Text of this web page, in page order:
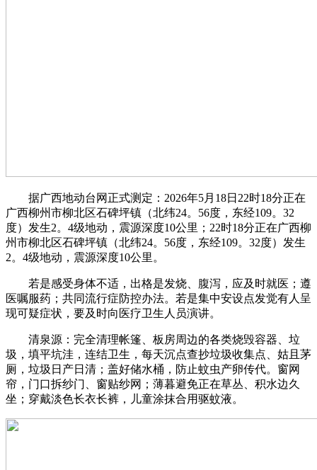
据广西地动台网正式测定：2026年5月18日22时18分正在
广西柳州市柳北区石碑坪镇（北纬24。56度，东经109。32
度）发生2。4级地动，震源深度10公里；22时18分正在广西柳
州市柳北区石碑坪镇（北纬24。56度，东经109。32度）发生
2。4级地动，震源深度10公里。
若是感受身体不适，出格是发烧、腹泻，应及时就医；遵
医嘱服药；共同流行症防控办法。若是集中安设点发觉有人呈
现可疑症状，要及时向医疗卫生人员演讲。
清泉源：完全清理帐篷、板房周边的各类烧毁容器、垃
圾，填平坑洼，连结卫生，每天沉点查抄垃圾收集点、姑且茅
厕，垃圾日产日清；盖好储水桶，防止蚊虫产卵传代。窗网
帘，门口拆纱门、窗贴纱网；薄暮避免正在草丛、积水边久
坐；穿戴淡色长衣长裤，儿童涂抹合用驱蚊液。